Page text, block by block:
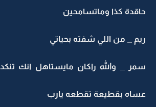
حاقدة كذا وماتسامحين
ريم _ من اللي شفته بحياتي
سمر _ والله راكان مايستاهل انك
عساه بقطيعة تقطعه يارب